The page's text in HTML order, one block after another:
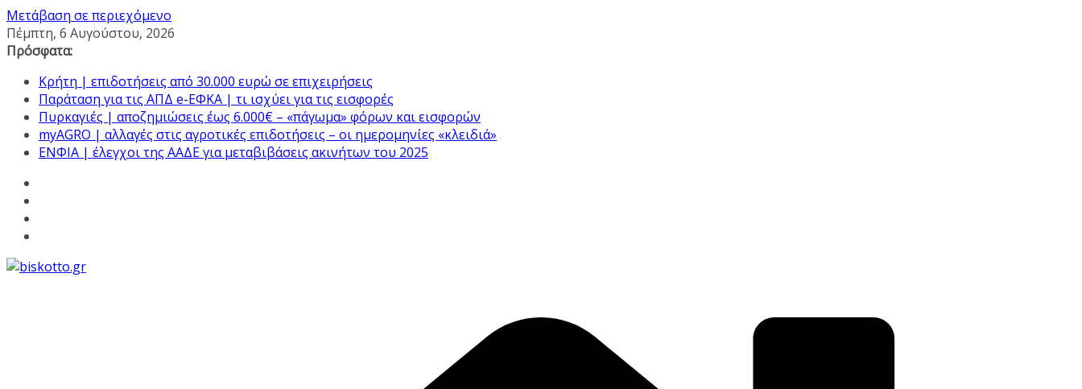
Μετάβαση σε περιεχόμενο
Πέμπτη, 6 Αυγούστου, 2026
Πρόσφατα:
Κρήτη | επιδοτήσεις από 30.000 ευρώ σε επιχειρήσεις
Παράταση για τις ΑΠΔ e-ΕΦΚΑ | τι ισχύει για τις εισφορές
Πυρκαγιές | αποζημιώσεις έως 6.000€ – «πάγωμα» φόρων και εισφορών
myAGRO | αλλαγές στις αγροτικές επιδοτήσεις – οι ημερομηνίες «κλειδιά»
ΕΝΦΙΑ | έλεγχοι της ΑΑΔΕ για μεταβιβάσεις ακινήτων του 2025